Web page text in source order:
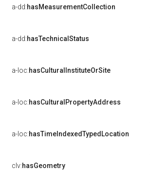
a-dd:hasMeasurementCollection
a-dd:hasTechnicalStatus
a-loc:hasCulturalInstituteOrSite
a-loc:hasCulturalPropertyAddress
a-loc:hasTimeIndexedTypedLocation
clv:hasGeometry